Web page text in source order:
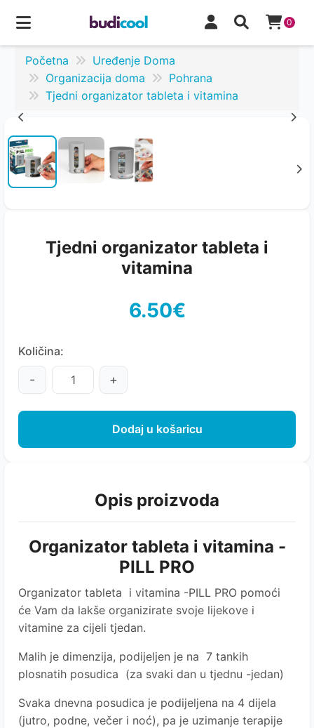
0
Početna
Uređenje Doma
Organizacija doma
Pohrana
Tjedni organizator tableta i vitamina
Tjedni organizator tableta i
vitamina
6.50€
Količina:
- +
Dodaj u košaricu
Opis proizvoda
Organizator tableta i vitamina -
PILL PRO
Organizator tableta i vitamina -PILL PRO pomoći
će Vam da lakše organizirate svoje lijekove i
vitamine za cijeli tjedan.
Malih je dimenzija, podijeljen je na 7 tankih
plosnatih posudica (za svaki dan u tjednu -jedan)
Svaka dnevna posudica je podijeljena na 4 dijela
(jutro, podne, večer i noć), pa je uzimanje terapije